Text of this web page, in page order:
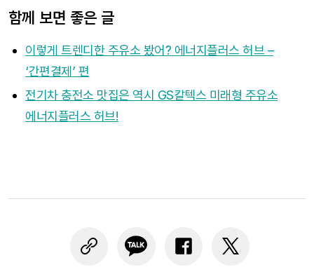
함께 보면 좋은 글
이렇게 트렌디한 주유소 봤어? 에너지플러스 허브 –
‘간편결제’ 편
전기차 충전소 맛집은 역시 GS칼텍스 미래형 주유소
에너지플러스 허브!